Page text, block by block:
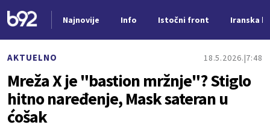
Najnovije Info Istočni front Iranska
AKTUELNO 18.5.2026. 7:48
Mreža X je "bastion mržnje"? Stiglo
hitno naređenje, Mask sateran u
ćošak